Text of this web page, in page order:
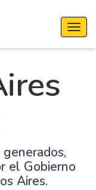
el Gobierno
Aires.